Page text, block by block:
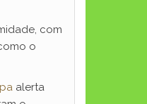
com
o
alerta